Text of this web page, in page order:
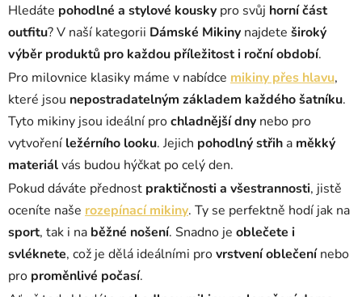
c
í
p
v
k
y
v
ý
p
i
s
u
n
í
Hledáte pohodlné a stylové kousky pro svůj horní část
outfitu? V naší kategorii Dámské Mikiny najdete široký
výběr produktů pro každou příležitost i roční období.
Pro milovnice klasiky máme v nabídce mikiny přes hlavu,
které jsou nepostradatelným základem každého šatníku.
Tyto mikiny jsou ideální prochladnější dny nebo pro
vytvoření ležérního looku. Jejich pohodlný střih a měkký
materiálvás budou hýčkat po celý den.
Pokud dáváte přednost praktičnosti a všestrannosti, jistě
oceníte naše rozepínací mikiny. Ty se perfektně hodí jak na
sport, tak i na běžné nošení. Snadno je oblečete i
svléknete, což je dělá ideálními provrstvení oblečenínebo
pro proměnlivé počasí.